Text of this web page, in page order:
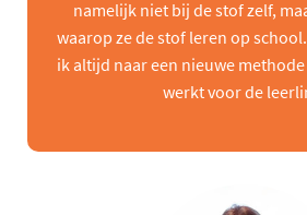
namelijk niet bij de stof zelf,
waarop ze de stof leren op
ik altijd naar een nieuwe
werkt voor de